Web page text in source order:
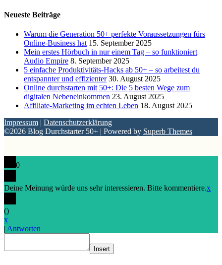
Neueste Beiträge
Warum die Generation 50+ perfekte Voraussetzungen fürs
Online-Business hat 15. September 2025
Mein erstes Hörbuch in nur einem Tag – so funktioniert
Audio Empire 8. September 2025
5 einfache Produktivitäts-Hacks ab 50+ – so arbeitest du
entspannter und effizienter 30. August 2025
Online durchstarten mit 50+: Die 5 besten Wege zum
digitalen Nebeneinkommen 23. August 2025
Affiliate-Marketing im echten Leben 18. August 2025
Impressum | Datenschutzerklärung
©2026 Blog Durchstarter 50+ | Powered by Superb Themes
0
Deine Meinung würde uns sehr interessieren. Bitte kommentiere.x
()
x
| Antworten
Insert